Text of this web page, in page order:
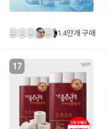
1.4만개 구매
17